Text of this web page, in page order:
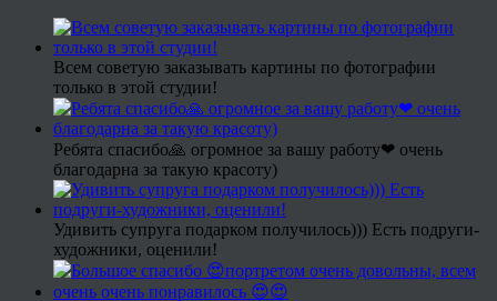
Всем советую заказывать картины по фотографии
только в этой студии!
Ребята спасибо🙏 огромное за вашу работу❤ очень
благодарна за такую красоту)
Удивить супруга подарком получилось))) Есть подруги-
художники, оценили!